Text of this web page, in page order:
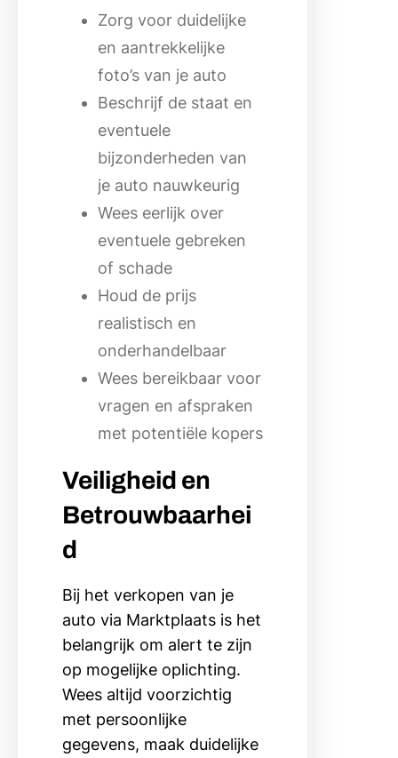
Zorg voor duidelijke
en aantrekkelijke
foto’s van je auto
Beschrijf de staat en
eventuele
bijzonderheden van
je auto nauwkeurig
Wees eerlijk over
eventuele gebreken
of schade
Houd de prijs
realistisch en
onderhandelbaar
Wees bereikbaar voor
vragen en afspraken
met potentiële kopers
Veiligheid en
Betrouwbaarhei
d
Bij het verkopen van je
auto via Marktplaats is het
belangrijk om alert te zijn
op mogelijke oplichting.
Wees altijd voorzichtig
met persoonlijke
gegevens, maak duidelijke